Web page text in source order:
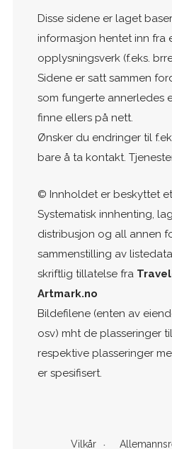
Disse sidene er laget
informasjon hentet inn fra
opplysningsverk (f.eks.
Sidene er satt sammen
som fungerte annerledes
finne ellers på nett.
Ønsker du endringer til
bare å ta kontakt.
© Innholdet er beskyttet
Systematisk innhenting,
distribusjon og all annen
sammenstilling av
skriftlig tillatelse fra
Artmark.no
Bildefilene (enten av
osv) mht de plasseringer
respektive plasseringer
er spesifisert.
Vilkår